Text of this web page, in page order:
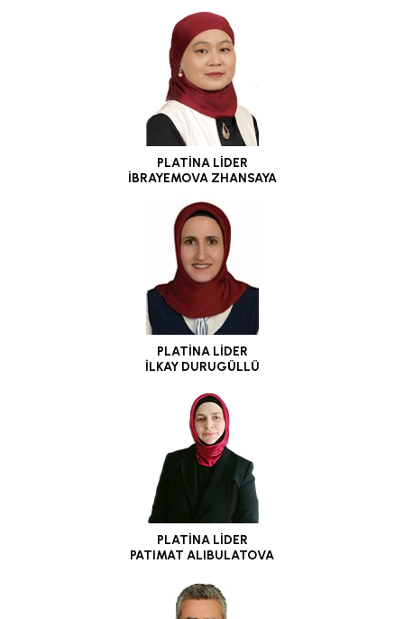
PLATİNA LİDER
İBRAYEMOVA ZHANSAYA
PLATİNA LİDER
İLKAY DURUGÜLLÜ
PLATİNA LİDER
PATIMAT ALIBULATOVA